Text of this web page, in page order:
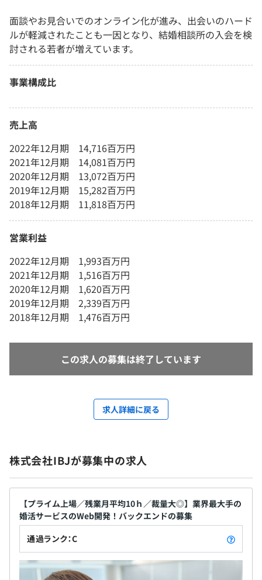
面談やお見合いでのオンライン化が進み、出会いのハード
ルが軽減されたことも一因となり、結婚相談所の入会を検
討される若者が増えています。
事業構成比
売上高
2022年12月期 14,716百万円
2021年12月期 14,081百万円
2020年12月期 13,072百万円
2019年12月期 15,282百万円
2018年12月期 11,818百万円
営業利益
2022年12月期 1,993百万円
2021年12月期 1,516百万円
2020年12月期 1,620百万円
2019年12月期 2,339百万円
2018年12月期 1,476百万円
この求人の募集は終了しています
求人詳細に戻る
株式会社IBJが募集中の求人
【プライム上場／残業月平均10ｈ／裁量大◎】業界最大手の
婚活サービスのWeb開発！バックエンドの募集
通過ランク：C